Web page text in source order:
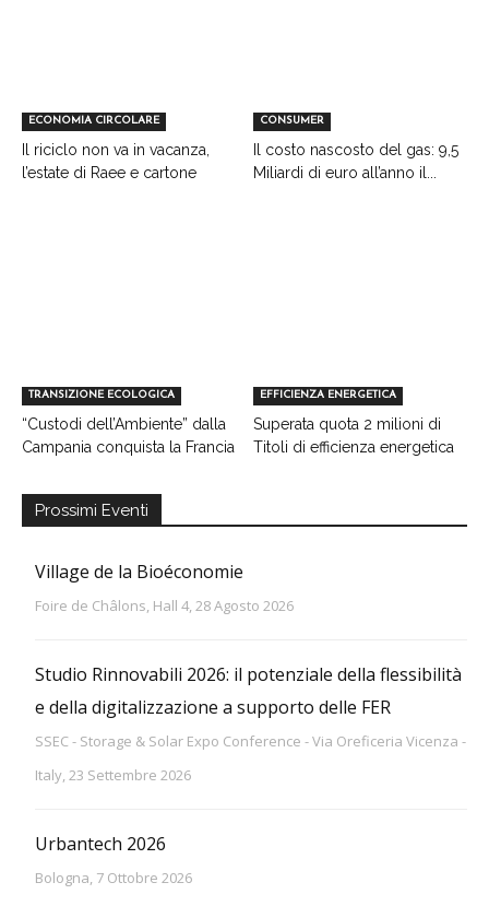
ECONOMIA CIRCOLARE
Il riciclo non va in vacanza,
l’estate di Raee e cartone
CONSUMER
Il costo nascosto del gas: 9,5
Miliardi di euro all’anno il...
TRANSIZIONE ECOLOGICA
“Custodi dell’Ambiente” dalla
Campania conquista la Francia
EFFICIENZA ENERGETICA
Superata quota 2 milioni di
Titoli di efficienza energetica
Prossimi Eventi
Village de la Bioéconomie
Foire de Châlons, Hall 4, 28 Agosto 2026
Studio Rinnovabili 2026: il potenziale della flessibilità
e della digitalizzazione a supporto delle FER
SSEC - Storage & Solar Expo Conference - Via Oreficeria Vicenza -
Italy, 23 Settembre 2026
Urbantech 2026
Bologna, 7 Ottobre 2026